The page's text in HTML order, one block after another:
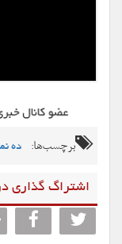
برچسب‌ها: ده
اشتراگ گذاری